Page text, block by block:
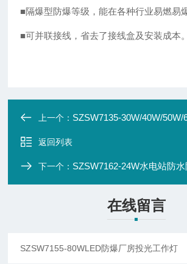
■隔爆型防爆等级，能在各种行业易燃易
■可并联接线，省去了接线盒及安装成本。
上一个： SZSW7135-30W/40W/50W/60W
返回列表
下一个： SZSW7162-24W水电站防水防
在线留言